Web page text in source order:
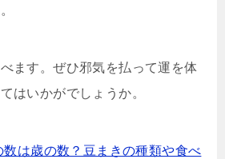
ます。ぜひ邪気を払って運を体
はいかがでしょうか。
数は歳の数？豆まきの種類や食べ